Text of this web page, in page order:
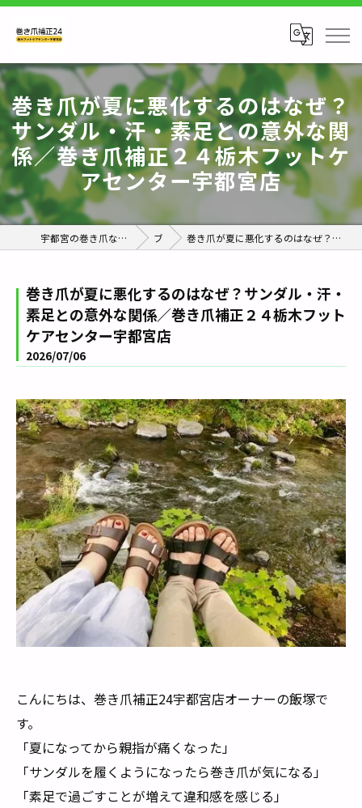
巻き爪が夏に悪化するのはなぜ？
サンダル・汗・素足との意外な関
係／巻き爪補正２４栃木フットケ
アセンター宇都宮店
宇都宮の巻き爪なら巻き爪補正24栃木フットケアセンター宇都宮店 ブログ 巻き爪が夏に悪化するのはなぜ？サンダル・汗・素足との意外な関係／巻き爪補正２４栃木フットケアセンター宇都宮店
巻き爪が夏に悪化するのはなぜ？サンダル・汗・
素足との意外な関係／巻き爪補正２４栃木フット
ケアセンター宇都宮店
2026/07/06
こんにちは、巻き爪補正24宇都宮店オーナーの飯塚で
す。
「夏になってから親指が痛くなった」
「サンダルを履くようになったら巻き爪が気になる」
「素足で過ごすことが増えて違和感を感じる」